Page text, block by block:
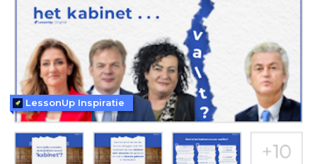
LessonUp Inspiratie